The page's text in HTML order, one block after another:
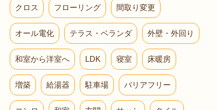
クロス フローリング 間取り変更
オール電化 テラス・ベランダ 外壁・外回り
和室から洋室へ LDK 寝室 床暖房
増築 給湯器 駐車場 バリアフリー